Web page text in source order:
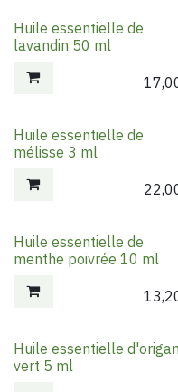
Huile essentielle de
lavandin 50 ml
Huile essentielle de
mélisse 3 ml
Huile essentielle de
menthe poivrée 10 ml
Huile essentielle d'origan
vert 5 ml